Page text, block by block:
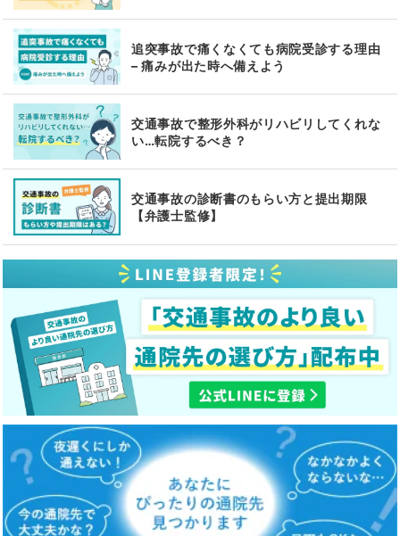
追突事故で痛くなくても病院受診する理由
– 痛みが出た時へ備えよう
交通事故で整形外科がリハビリしてくれな
い…転院するべき？
交通事故の診断書のもらい方と提出期限
【弁護士監修】